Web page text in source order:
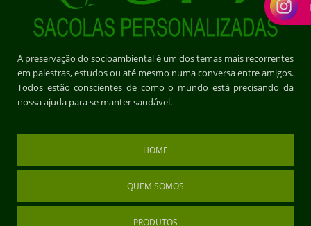
A preservação do socioambiental é um dos temas mais recorrentes
em palestras, estudos ou até mesmo numa conversa entre amigos.
Todos estão conscientes de como o mundo está precisando da
nossa ajuda para se manter saudável.
HOME
QUEM SOMOS
PRODUTOS